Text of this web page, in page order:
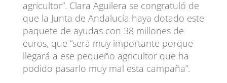
agricultor”. Clara Aguilera se congratuló de
que la Junta de Andalucía haya dotado este
paquete de ayudas con 38 millones de
euros, que “será muy importante porque
llegará a ese pequeño agricultor que ha
podido pasarlo muy mal esta campaña”.